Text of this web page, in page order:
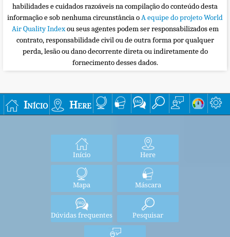
habilidades e cuidados razoáveis na compilação do conteúdo desta
informação e sob nenhuma circunstância o A equipe do projeto World
Air Quality Indexou seus agentes podem ser responsabilizados em
contrato, responsabilidade civil ou de outra forma por qualquer
perda, lesão ou dano decorrente direta ou indiretamente do
fornecimento desses dados.
Início Here
Início Here
Mapa Máscara
Dúvidas frequentes Pesquisar